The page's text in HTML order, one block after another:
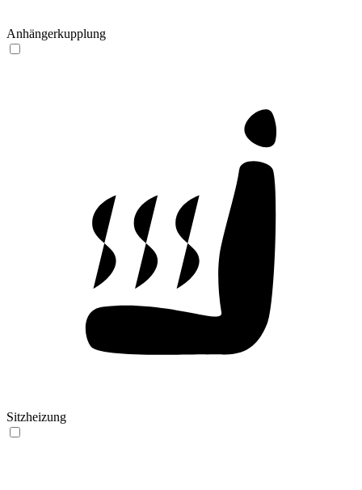
Anhängerkupplung
Sitzheizung